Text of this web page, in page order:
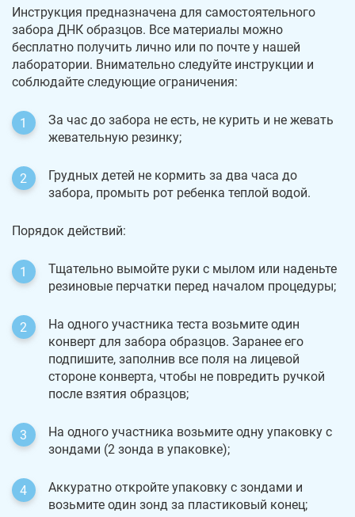
Инструкция предназначена для самостоятельного
забора ДНК образцов. Все материалы можно
бесплатно получить лично или по почте у нашей
лаборатории. Внимательно следуйте инструкции и
соблюдайте следующие ограничения:
За час до забора не есть, не курить и не жевать
жевательную резинку;
Грудных детей не кормить за два часа до
забора, промыть рот ребенка теплой водой.
Порядок действий:
Тщательно вымойте руки с мылом или наденьте
резиновые перчатки перед началом процедуры;
На одного участника теста возьмите один
конверт для забора образцов. Заранее его
подпишите, заполнив все поля на лицевой
стороне конверта, чтобы не повредить ручкой
после взятия образцов;
На одного участника возьмите одну упаковку с
зондами (2 зонда в упаковке);
Аккуратно откройте упаковку с зондами и
возьмите один зонд за пластиковый конец;